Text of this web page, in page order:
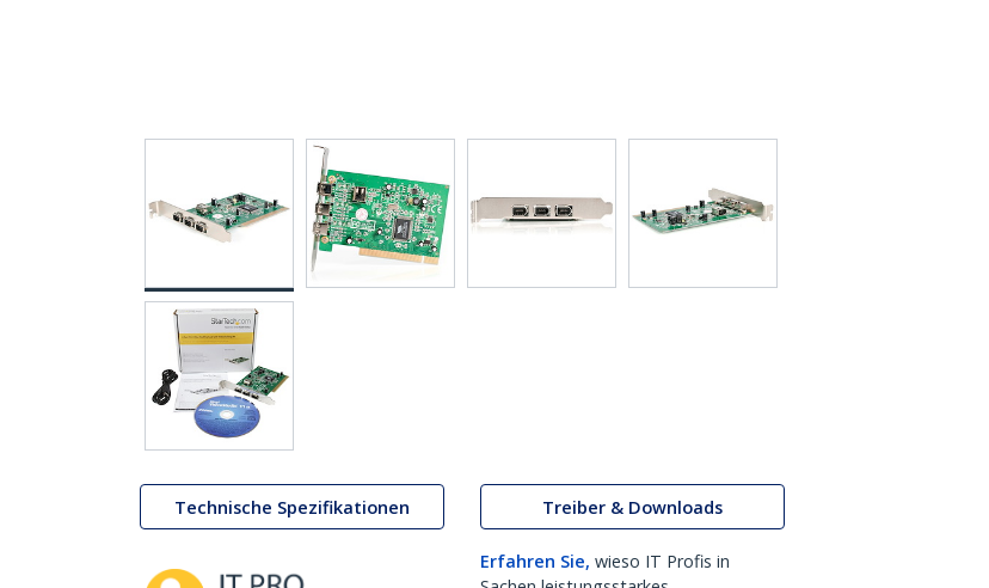
Technische Spezifikationen Treiber & Downloads
Erfahren Sie, wieso IT Profis in